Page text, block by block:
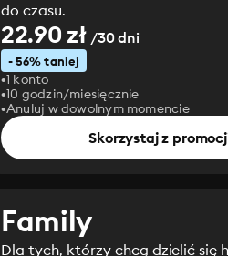
do czasu.
22.90 zł/30 dni
- 56% taniej
1 konto
10 godzin/miesięcznie
Anuluj w dowolnym momencie
Skorzystaj z
Family
Dla tych, którzy chcą dzielić się